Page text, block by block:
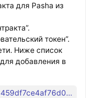
для Pasha из
токен”.
Ниже список
добавления в
0xb15c29ac86459df7ce4af76d0efde1746eeefd2a